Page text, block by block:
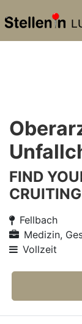
FIND
CRUITING
Fellbach
Medizin,
Vollzeit